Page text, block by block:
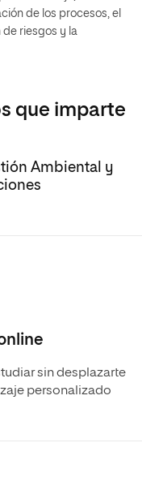
de los procesos, el
de riesgos y la
que imparte
Ambiental y
sin desplazarte
personalizado